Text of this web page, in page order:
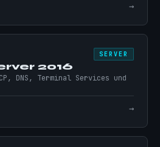
→
SERVER
2016
DNS, Terminal Services und
→